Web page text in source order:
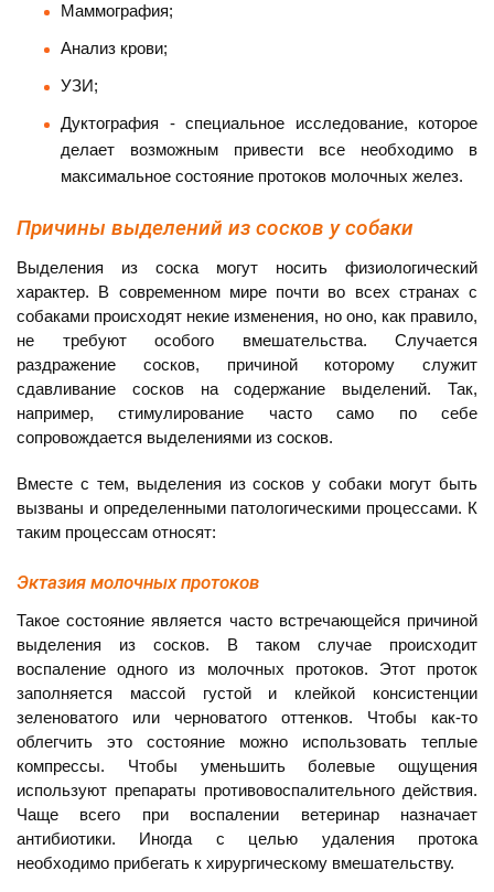
Маммография;
Анализ крови;
УЗИ;
Дуктография - специальное исследование, которое
делает возможным привести все необходимо в
максимальное состояние протоков молочных желез.
Причины выделений из сосков у собаки
Выделения из соска могут носить физиологический
характер. В современном мире почти во всех странах с
собаками происходят некие изменения, но оно, как правило,
не требуют особого вмешательства. Случается
раздражение сосков, причиной которому служит
сдавливание сосков на содержание выделений. Так,
например, стимулирование часто само по себе
сопровождается выделениями из сосков.
Вместе с тем, выделения из сосков у собаки могут быть
вызваны и определенными патологическими процессами. К
таким процессам относят:
Эктазия молочных протоков
Такое состояние является часто встречающейся причиной
выделения из сосков. В таком случае происходит
воспаление одного из молочных протоков. Этот проток
заполняется массой густой и клейкой консистенции
зеленоватого или черноватого оттенков. Чтобы как-то
облегчить это состояние можно использовать теплые
компрессы. Чтобы уменьшить болевые ощущения
используют препараты противовоспалительного действия.
Чаще всего при воспалении ветеринар назначает
антибиотики. Иногда с целью удаления протока
необходимо прибегать к хирургическому вмешательству.